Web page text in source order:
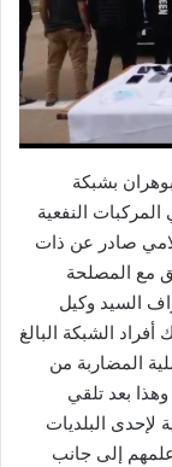
بشبكة
النفعية
صادر عن ذات
مع المصلحة
السيد وكيل
الشبكة البالغ
المضاربة من
بعد تلقي
البلديات
علمهم إلى جانب